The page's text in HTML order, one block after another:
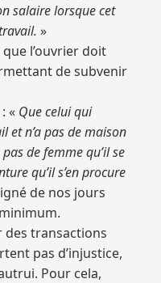
salaire lorsque cet
»
que l’ouvrier doit
de subvenir
« Que celui qui
et n’a pas de maison
pas de femme qu’il se
qu’il s’en procure
de nos jours
des transactions
pas d’injustice,
Pour cela,